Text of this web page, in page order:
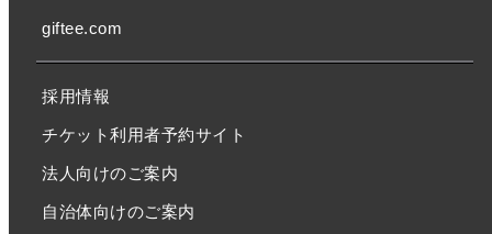
giftee.com
採用情報
チケット利用者予約サイト
法人向けのご案内
自治体向けのご案内